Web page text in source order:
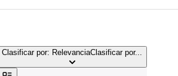
Clasificar por: RelevanciaClasificar por...